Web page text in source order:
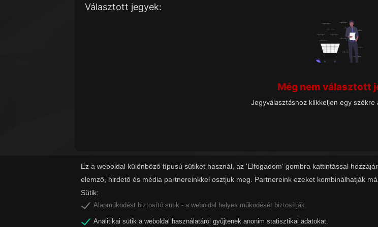
Ez a weboldal különböző típusú sütiket használ, az 'Elfogadom' gombra kattintással
elemző, hirdető és média partnereinkkel osztjuk meg. Partnereink ezeket kombinálhatják
Sütik:
Alapműködést biztosító sütik - a weboldal helyes működését biztosítják.
Analitikai sütik a weboldal használatáról gyűjtenek anonim statisztikai adatokat.
Választott jegyek:
Még nem választott
Jegyválasztáshoz klikkeljen egy székre
Copyright 2019 - © Zalaszám Informatika Kft.